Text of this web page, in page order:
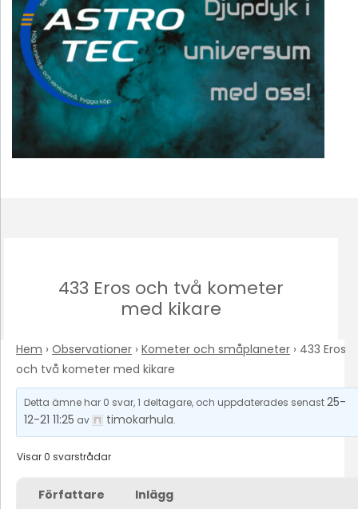
433 Eros och två kometer
med kikare
Hem › Observationer › Kometer och småplaneter › 433 Eros
och två kometer med kikare
Detta ämne har 0 svar, 1 deltagare, och uppdaterades senast25-
12-21 11:25 av timokarhula.
Visar 0 svarstrådar
Författare Inlägg